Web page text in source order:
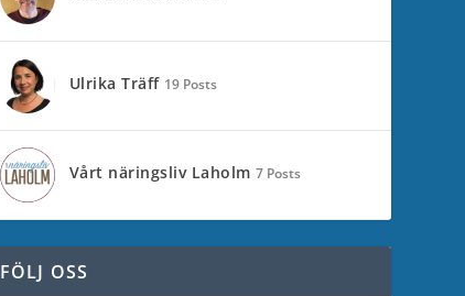
Ulrika Träff 19 Posts
Vårt näringsliv Laholm 7 Posts
FÖLJ OSS